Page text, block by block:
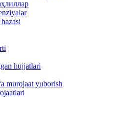
hujjatlari
murojaat yuborish